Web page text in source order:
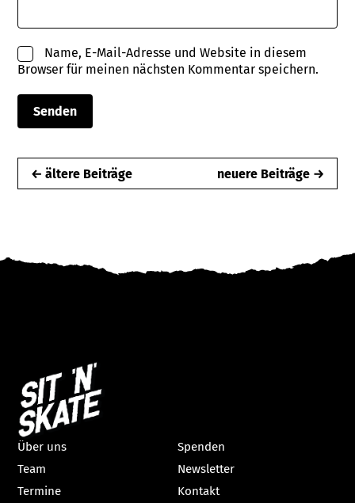
Name, E-Mail-Adresse und Website in diesem
Browser für meinen nächsten Kommentar speichern.
← ältere Beiträge neuere Beiträge →
Über uns
Team
Termine
Spenden
Newsletter
Kontakt